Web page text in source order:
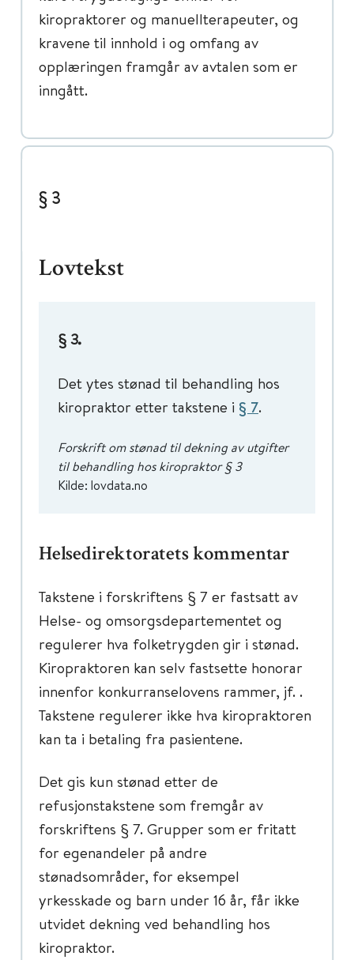
kiropraktorer og manuellterapeuter, og
kravene til innhold i og omfang av
opplæringen framgår av avtalen som er
inngått.
§ 3
Lovtekst
§ 3.
Det ytes stønad til behandling hos
kiropraktor etter takstene i § 7.
Forskrift om stønad til dekning av utgifter
til behandling hos kiropraktor § 3
Kilde: lovdata.no
Helsedirektoratets kommentar
Takstene i forskriftens § 7 er fastsatt av
Helse- og omsorgsdepartementet og
regulerer hva folketrygden gir i stønad.
Kiropraktoren kan selv fastsette honorar
innenfor konkurranselovens rammer, jf. .
Takstene regulerer ikke hva kiropraktoren
kan ta i betaling fra pasientene.
Det gis kun stønad etter de
refusjonstakstene som fremgår av
forskriftens § 7. Grupper som er fritatt
for egenandeler på andre
stønadsområder, for eksempel
yrkesskade og barn under 16 år, får ikke
utvidet dekning ved behandling hos
kiropraktor.